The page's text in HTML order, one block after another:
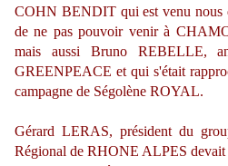
COHN BENDIT qui est venu nous
de ne pas pouvoir venir à
mais aussi Bruno REBELLE,
GREENPEACE et qui s'était
campagne de Ségolène ROYAL.
Gérard LERAS, président du
Régional de RHONE ALPES devait